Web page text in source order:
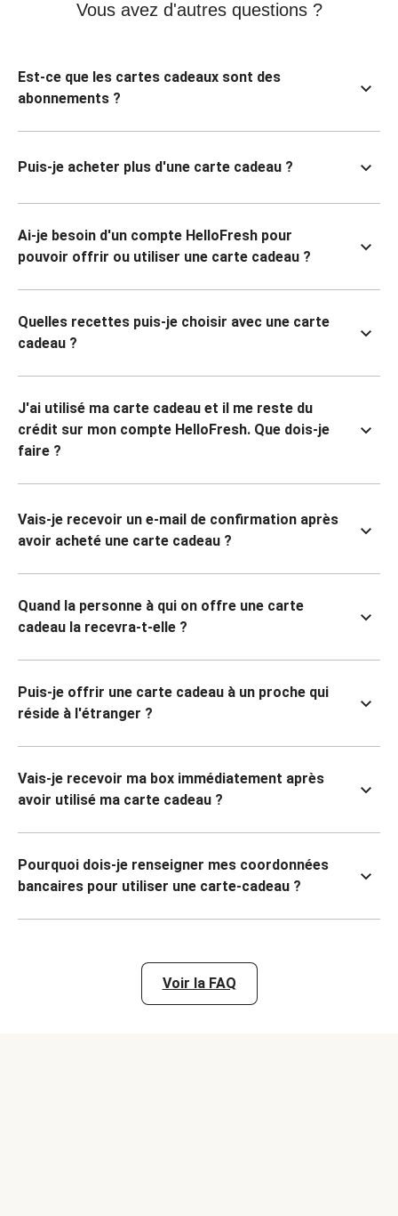
Vous avez d'autres questions ?
Est-ce que les cartes cadeaux sont des
abonnements ?
Puis-je acheter plus d'une carte cadeau ?
Ai-je besoin d'un compte HelloFresh pour
pouvoir offrir ou utiliser une carte cadeau ?
Quelles recettes puis-je choisir avec une carte
cadeau ?
J'ai utilisé ma carte cadeau et il me reste du
crédit sur mon compte HelloFresh. Que dois-je
faire ?
Vais-je recevoir un e-mail de confirmation après
avoir acheté une carte cadeau ?
Quand la personne à qui on offre une carte
cadeau la recevra-t-elle ?
Puis-je offrir une carte cadeau à un proche qui
réside à l'étranger ?
Vais-je recevoir ma box immédiatement après
avoir utilisé ma carte cadeau ?
Pourquoi dois-je renseigner mes coordonnées
bancaires pour utiliser une carte-cadeau ?
Voir la FAQ